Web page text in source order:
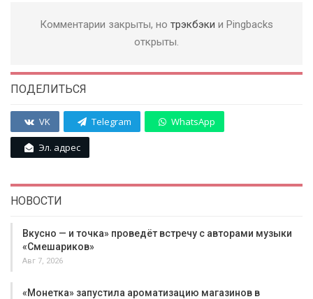
Комментарии закрыты, но трэкбэки и Pingbacks
открыты.
ПОДЕЛИТЬСЯ
VK Telegram WhatsApp
Эл. адрес
НОВОСТИ
Вкусно — и точка» проведёт встречу с авторами музыки
«Смешариков»
Авг 7, 2026
«Монетка» запустила ароматизацию магазинов в